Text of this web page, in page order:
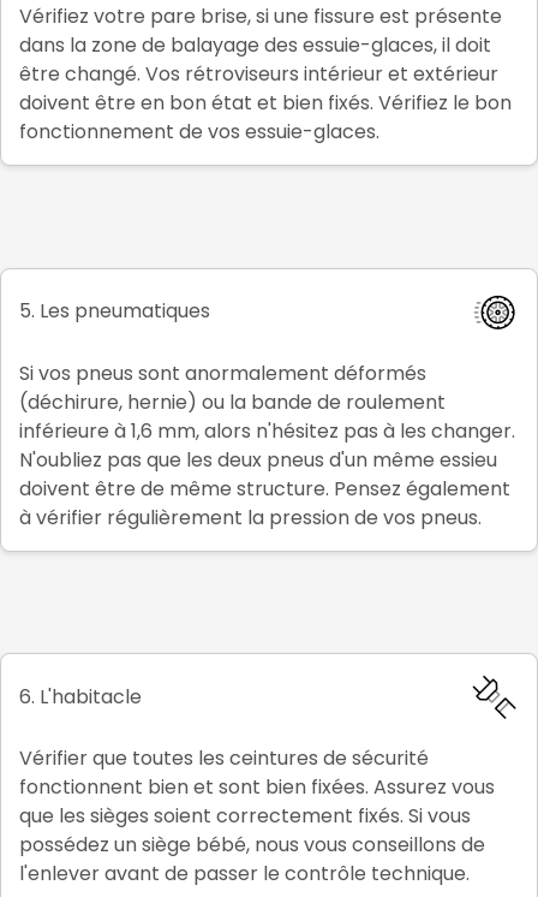
Vérifiez votre pare brise, si une fissure est présente
dans la zone de balayage des essuie-glaces, il doit
être changé. Vos rétroviseurs intérieur et extérieur
doivent être en bon état et bien fixés. Vérifiez le bon
fonctionnement de vos essuie-glaces.
5. Les pneumatiques
Si vos pneus sont anormalement déformés
(déchirure, hernie) ou la bande de roulement
inférieure à 1,6 mm, alors n'hésitez pas à les changer.
N'oubliez pas que les deux pneus d'un même essieu
doivent être de même structure. Pensez également
à vérifier régulièrement la pression de vos pneus.
6. L'habitacle
Vérifier que toutes les ceintures de sécurité
fonctionnent bien et sont bien fixées. Assurez vous
que les sièges soient correctement fixés. Si vous
possédez un siège bébé, nous vous conseillons de
l'enlever avant de passer le contrôle technique.